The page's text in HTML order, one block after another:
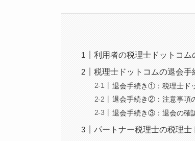
利用者の税理士ドットコム
税理士ドットコムの退会手
退会手続き①：税理士ド
退会手続き②：注意事項
退会手続き③：退会の確
パートナー税理士の税理士